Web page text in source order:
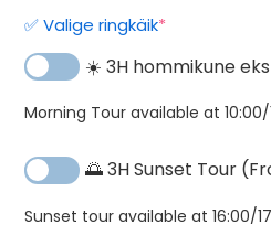
✅ Valige ringkäik*
☀️ 3H hommikune
Morning Tour available at 10:00/
🌅 3H Sunset Tour
Sunset tour available at 16:00/
Alternatiiv: